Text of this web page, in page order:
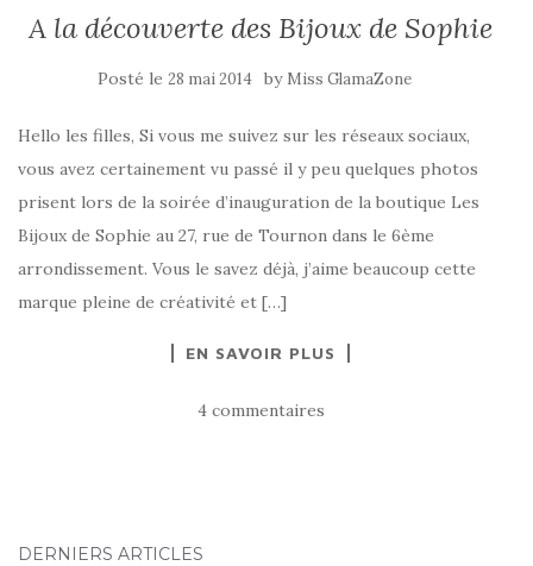
A la découverte des Bijoux de Sophie
Posté le 28 mai 2014 by Miss GlamaZone
Hello les filles, Si vous me suivez sur les réseaux sociaux,
vous avez certainement vu passé il y peu quelques photos
prisent lors de la soirée d’inauguration de la boutique Les
Bijoux de Sophie au 27, rue de Tournon dans le 6ème
arrondissement. Vous le savez déjà, j’aime beaucoup cette
marque pleine de créativité et […]
EN SAVOIR PLUS
4 commentaires
DERNIERS ARTICLES